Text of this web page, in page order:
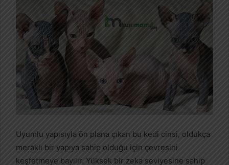
Uyumlu yapısıyla ön plana çıkan bu kedi cinsi, oldukça
meraklı bir yapıya sahip olduğu için çevresini
keşfetmeye bayılır. Yüksek bir zeka seviyesine sahip